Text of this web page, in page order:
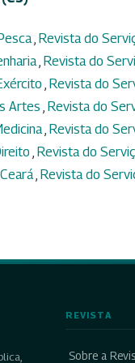
, Revista do
, Revista do
, Revista do
Artes , Revista do
, Revista do
, Revista do
, Revista do
REVISTA
Sobre a